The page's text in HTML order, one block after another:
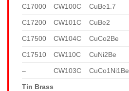
C17000 CW100C CuBe1.7
C17200 CW101C CuBe2
C17500 CW104C CuCo2Be
C17510 CW110C CuNi2Be
– CW103C CuCo1Ni1Be
Tin Brass